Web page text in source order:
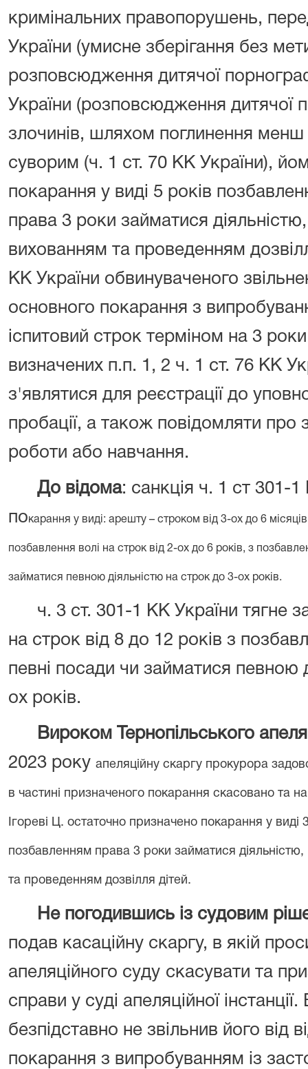
кримінальних правопорушень,
України (умисне зберігання без
розповсюдження дитячої
України (розповсюдження дитячої
злочинів, шляхом поглинення
суворим (ч. 1 ст. 70 КК України),
покарання у виді 5 років
права 3 роки займатися
вихованням та проведенням
КК України обвинуваченого
основного покарання з
іспитовий строк терміном на 3
визначених п.п. 1, 2 ч. 1 ст. 76 КК
з'являтися для реєстрації до
пробації, а також повідомляти про
роботи або навчання.
До відома: санкція ч. 1 ст 301-
по карання у виді: арешту – строком від 3-ох до 6
позбавлення волі на строк від 2-ох до 6 років, з
займатися певною діяльністю на строк до 3-ох років.
ч. 3 ст. 301-1 КК України тягне
на строк від 8 до 12 років з
певні посади чи займатися певною
ох років.
Вироком
Тернопільського
2023 року апеляційну скаргу прокурора
в частині призначеного покарання скасовано та
Ігореві Ц. остаточно призначено покарання у виді
позбавленням права 3 роки займатися
та проведенням дозвілля дітей.
Не погодившись із судовим
подав касаційну скаргу, в якій
апеляційного суду скасувати та
справи у суді апеляційної
безпідставно не звільнив його від
покарання з випробуванням із